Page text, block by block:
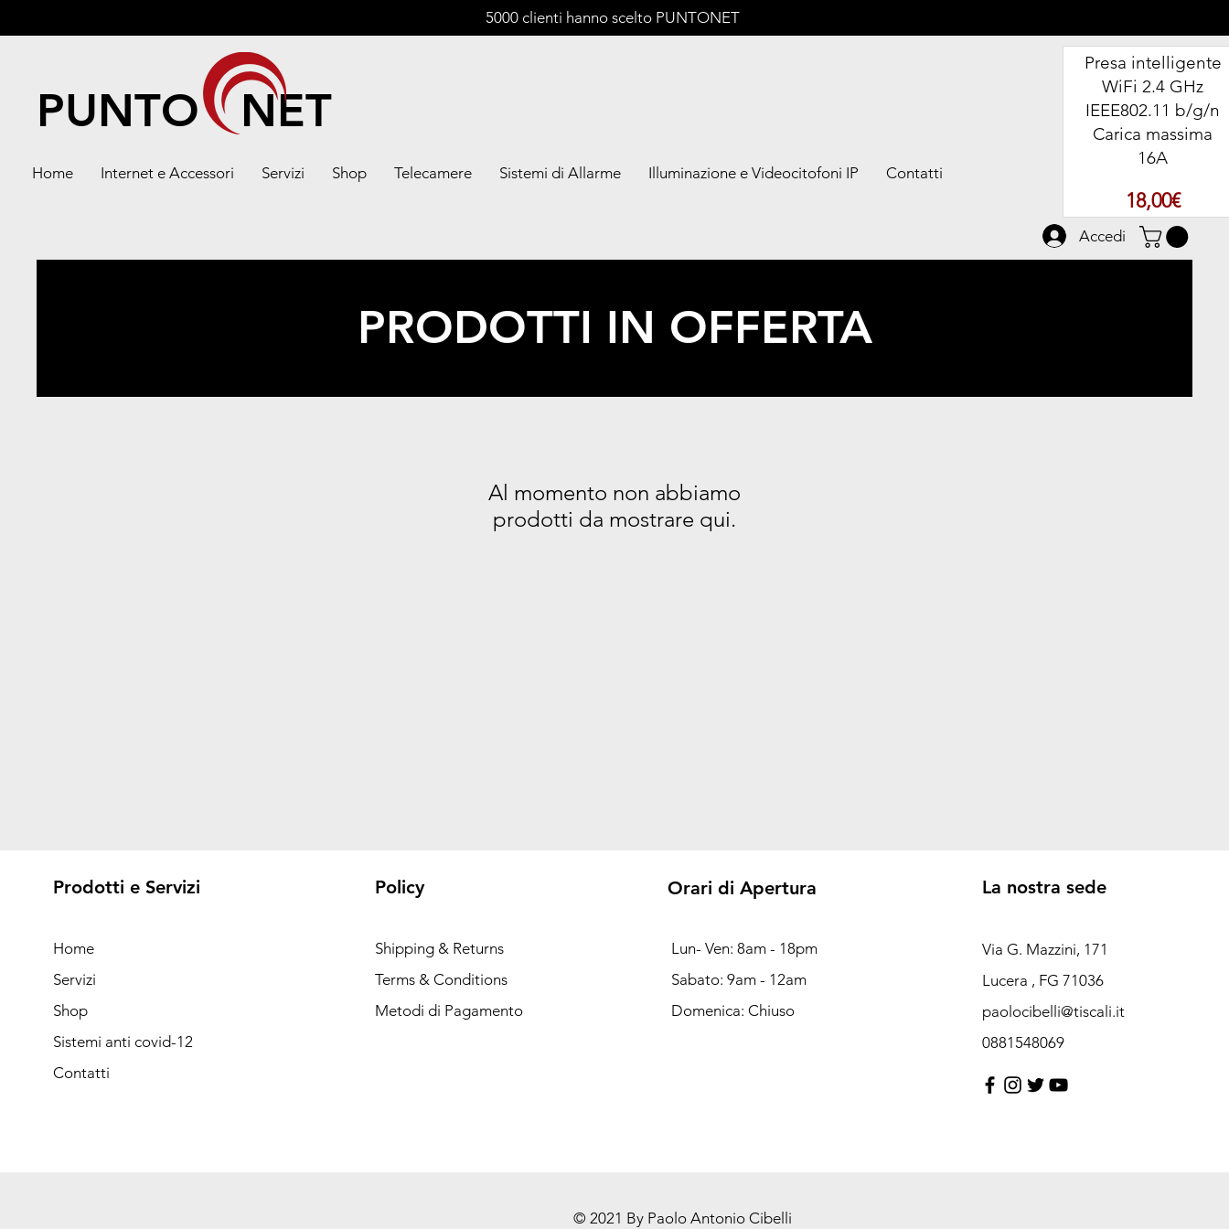
5000 clienti hanno scelto PUNTONET
Presa intelligente
WiFi 2.4 GHz
IEEE802.11 b/g/n
Carica massima
16A
18,00€
Home Internet e Accessori Servizi Shop Telecamere Sistemi di Allarme Illuminazione e Videocitofoni IP Contatti
PUNTO NET
Accedi
PRODOTTI IN OFFERTA
Al momento non abbiamo
prodotti da mostrare qui.
Prodotti e Servizi
Home
Servizi
Shop
Sistemi anti covid-12
Contatti
Policy
Shipping & Returns
Terms & Conditions
Metodi di Pagamento
Orari di Apertura
Lun- Ven: 8am - 18pm
Sabato: 9am - 12am
Domenica: Chiuso
La nostra sede
Via G. Mazzini, 171
Lucera , FG 71036
paolocibelli@tiscali.it
0881548069
© 2021 By Paolo Antonio Cibelli